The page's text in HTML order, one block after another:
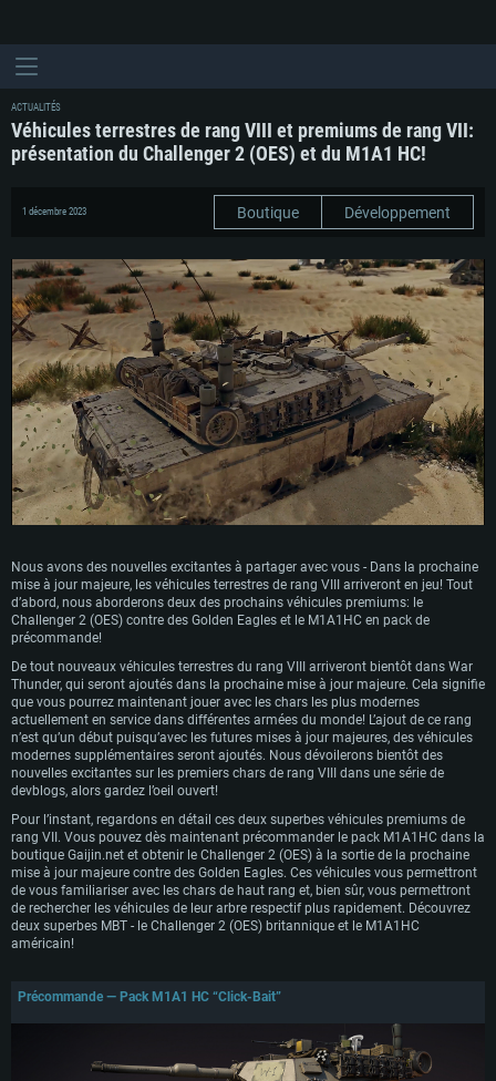
ACTUALITÉS
Véhicules terrestres de rang VIII et premiums de rang VII:
présentation du Challenger 2 (OES) et du M1A1 HC!
1 décembre 2023 Boutique Développement
Nous avons des nouvelles excitantes à partager avec vous - Dans la prochaine
mise à jour majeure, les véhicules terrestres de rang VIII arriveront en jeu! Tout
d’abord, nous aborderons deux des prochains véhicules premiums: le
Challenger 2 (OES) contre des Golden Eagles et le M1A1HC en pack de
précommande!
De tout nouveaux véhicules terrestres du rang VIII arriveront bientôt dans War
Thunder, qui seront ajoutés dans la prochaine mise à jour majeure. Cela signifie
que vous pourrez maintenant jouer avec les chars les plus modernes
actuellement en service dans différentes armées du monde! L’ajout de ce rang
n’est qu’un début puisqu’avec les futures mises à jour majeures, des véhicules
modernes supplémentaires seront ajoutés. Nous dévoilerons bientôt des
nouvelles excitantes sur les premiers chars de rang VIII dans une série de
devblogs, alors gardez l’oeil ouvert!
Pour l’instant, regardons en détail ces deux superbes véhicules premiums de
rang VII. Vous pouvez dès maintenant précommander le pack M1A1HC dans la
boutique Gaijin.net et obtenir le Challenger 2 (OES) à la sortie de la prochaine
mise à jour majeure contre des Golden Eagles. Ces véhicules vous permettront
de vous familiariser avec les chars de haut rang et, bien sûr, vous permettront
de rechercher les véhicules de leur arbre respectif plus rapidement. Découvrez
deux superbes MBT - le Challenger 2 (OES) britannique et le M1A1HC
américain!
Précommande — Pack M1A1 HC “Click-Bait”